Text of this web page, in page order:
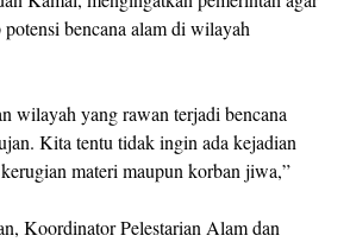
bencana alam di wilayah
wilayah yang rawan terjadi bencana
Kita tentu tidak ingin ada kejadian
materi maupun korban jiwa,”
Koordinator Pelestarian Alam dan